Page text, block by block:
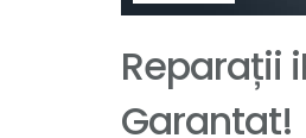
Reparații
Garantat!